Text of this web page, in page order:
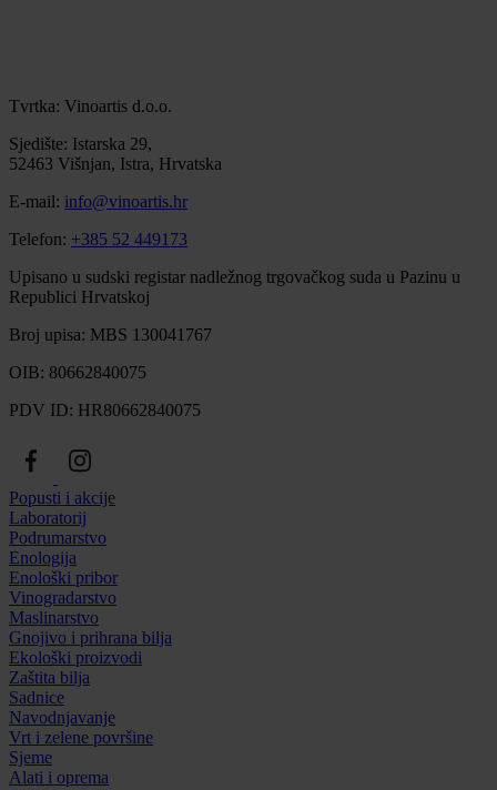
Tvrtka: Vinoartis d.o.o.
Sjedište: Istarska 29,
52463 Višnjan, Istra, Hrvatska
E-mail: info@vinoartis.hr
Telefon: +385 52 449173
Upisano u sudski registar nadležnog trgovačkog suda u Pazinu u
Republici Hrvatskoj
Broj upisa: MBS 130041767
OIB: 80662840075
PDV ID: HR80662840075
Popusti i akcije
Laboratorij
Podrumarstvo
Enologija
Enološki pribor
Vinogradarstvo
Maslinarstvo
Gnojivo i prihrana bilja
Ekološki proizvodi
Zaštita bilja
Sadnice
Navodnjavanje
Vrt i zelene površine
Sjeme
Alati i oprema